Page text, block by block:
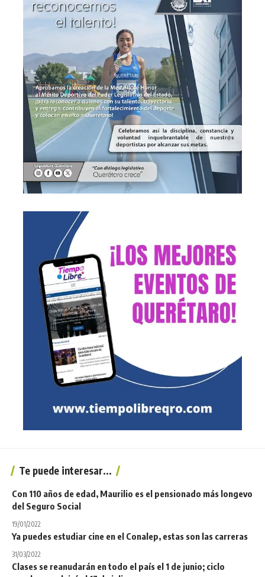
Te puede interesar...
Con 110 años de edad, Maurilio es el pensionado más longevo
del Seguro Social
19/01/2022
Ya puedes estudiar cine en el Conalep, estas son las carreras
31/03/2022
Clases se reanudarán en todo el país el 1 de junio; ciclo